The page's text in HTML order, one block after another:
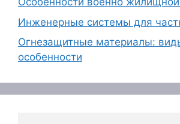
Инженерные системы для
Огнезащитные материалы:
особенности